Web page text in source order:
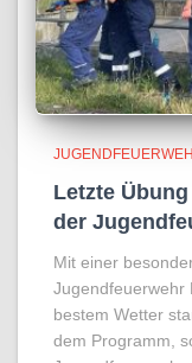
Letzte
der
Mit einer
Jugendfeuerwehr
bestem Wetter
dem Programm,